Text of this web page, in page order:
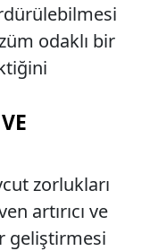
odaklı bir
zorlukları
artırıcı ve
geliştirmesi